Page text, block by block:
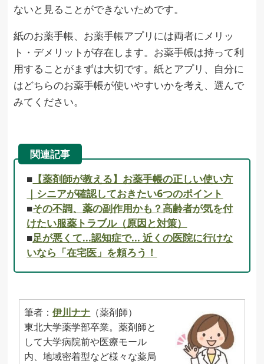
ないと見ることができないためです。
紙のお薬手帳、お薬手帳アプリには両者にメリッ
ト・デメリットが存在します。お薬手帳は持って利
用することがまずは大切です。紙とアプリ、自分に
はどちらのお薬手帳が使いやすいかを考え、選んで
みてください。
関連記事
■ 【薬剤師が教える】お薬手帳の正しい使い方
｜シニアが確認しておきたい6つのポイント
■その不調、薬の副作用かも？高齢者が気を付
けたい服薬トラブル（原因と対策）
■足が悪くて…認知症で… 近くの医院に行けな
いなら「在宅医」を頼ろう！
筆者：伊川ナナ （薬剤師）
東北大学薬学部卒業。薬剤師と
して大学病院前や医療モール
内、地域密着型など様々な薬局